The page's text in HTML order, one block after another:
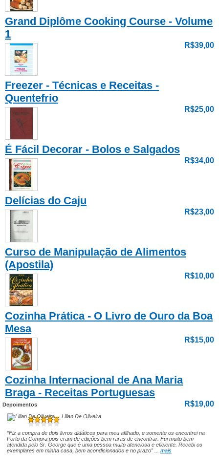
Grand Diplôme Cooking Course - Volume
1
R$39,00
Freezer - Técnicas e Receitas -
Quentefrio
R$25,00
É Fácil Decorar - Bolos e Salgados
R$34,00
Delícias do Caju
R$23,00
Curso de Manipulação de Alimentos
(Apostila)
R$10,00
Cozinha Prática - O Livro de Ouro da Boa
Mesa
R$15,00
Cozinha Internacional de Ana Maria
Braga - Receitas Portuguesas
R$19,00
Depoimentos
Lilian De Oliveira
“Fiz a compra de dois livros didáticos para meu afilhado, e somente os encontrei na
Porto da Compra pois eram de edições bem raras de encontrar. Fui muito bem
atendida pelo Sr. George que é uma pessoa muito atenciosa e eficiente. Recebi os
exemplares em minha casa, bem acondicionados e no prazo” ... mais